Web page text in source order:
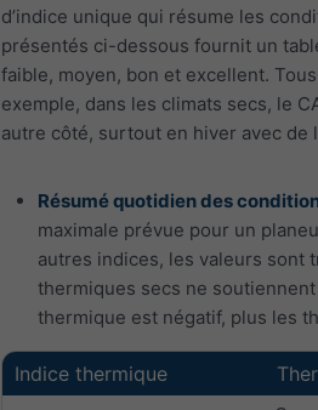
d’indice unique qui résume les
présentés ci-dessous fournit un
faible, moyen, bon et excellent.
exemple, dans les climats secs, le
autre côté, surtout en hiver avec de
Résumé quotidien des
maximale prévue pour un
autres indices, les valeurs sont
thermiques secs ne soutiennent
thermique est négatif, plus les
Indice thermique